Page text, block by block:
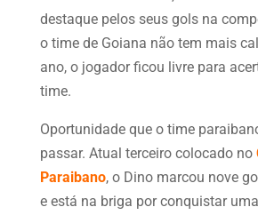
destaque pelos seus gols na
o time de Goiana não tem mais
ano, o jogador ficou livre para
time.
Oportunidade que o time
passar. Atual terceiro colocado no
Paraibano, o Dino marcou nove
e está na briga por conquistar